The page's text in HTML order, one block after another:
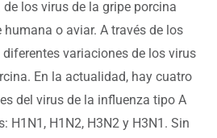
los virus de la gripe porcina
o aviar. A través de los
variaciones de los virus
En la actualidad, hay cuatro
del virus de la influenza tipo A
H1N1, H1N2, H3N2 y H3N1. Sin